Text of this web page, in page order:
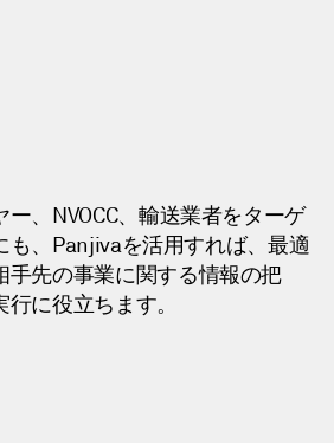
、NVOCC、輸送業者をターゲ
も、Panjivaを活用すれば、最適
手先の事業に関する情報の把
に役立ちます。